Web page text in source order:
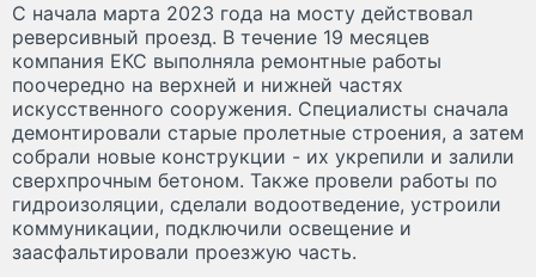
С начала марта 2023 года на мосту действовал
реверсивный проезд. В течение 19 месяцев
компания ЕКС выполняла ремонтные работы
поочередно на верхней и нижней частях
искусственного сооружения. Специалисты сначала
демонтировали старые пролетные строения, а затем
собрали новые конструкции - их укрепили и залили
сверхпрочным бетоном. Также провели работы по
гидроизоляции, сделали водоотведение, устроили
коммуникации, подключили освещение и
заасфальтировали проезжую часть.